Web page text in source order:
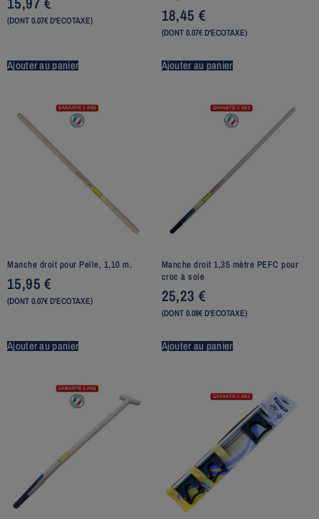
(DONT 0.07€ D'ECOTAXE)
Ajouter au panier
18,45 €
(DONT 0.07€ D'ECOTAXE)
Ajouter au panier
Manche droit pour Pelle, 1,10 m.
15,95€
(DONT 0.07€ D'ECOTAXE)
Ajouter au panier
Manche droit 1,35 mètre PEFC pour
croc à soie
25,23 €
(DONT 0.08€ D'ECOTAXE)
Ajouter au panier